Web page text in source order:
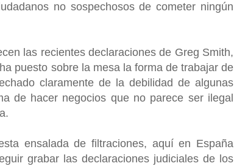
no sospechosos de cometer ningún
las recientes declaraciones de Greg Smith,
puesto sobre la mesa la forma de trabajar de
claramente de la debilidad de algunas
de hacer negocios que no parece ser ilegal
ensalada de filtraciones, aquí en España
grabar las declaraciones judiciales de los